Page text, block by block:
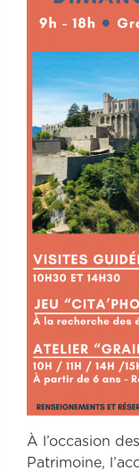
À l’occasion
Patrimoine,